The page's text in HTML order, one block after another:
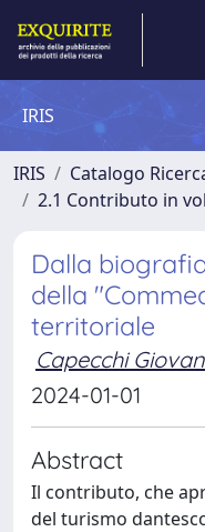
IRIS
IRIS Catalogo
2.1 Contributo in
Dalla
della
territoriale
Capecchi
2024-01-01
Abstract
Il contributo, che
del turismo